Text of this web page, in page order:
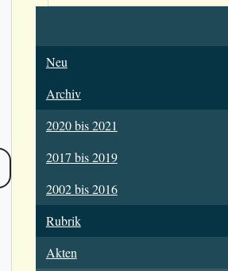
Neu
Archiv
2020 bis 2021
2017 bis 2019
2002 bis 2016
Rubrik
Akten